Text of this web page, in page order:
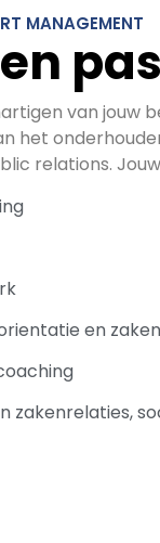
MANAGEMENT
van jouw
het
relations.
en
zakenrelaties,